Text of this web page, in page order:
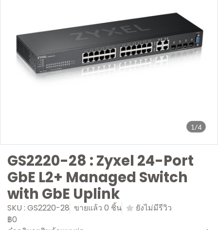
1/4
GS2220-28 : Zyxel 24-Port
GbE L2+ Managed Switch
with GbE Uplink
SKU : GS2220-28 ขายแล้ว 0 ชิ้น
ยังไม่มีรีวิว
฿0